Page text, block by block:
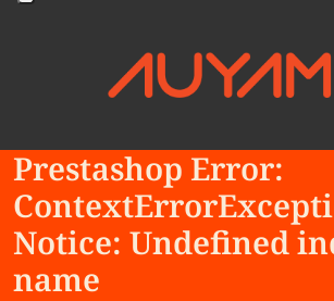
Prestashop Error:
Notice: Undefined
name